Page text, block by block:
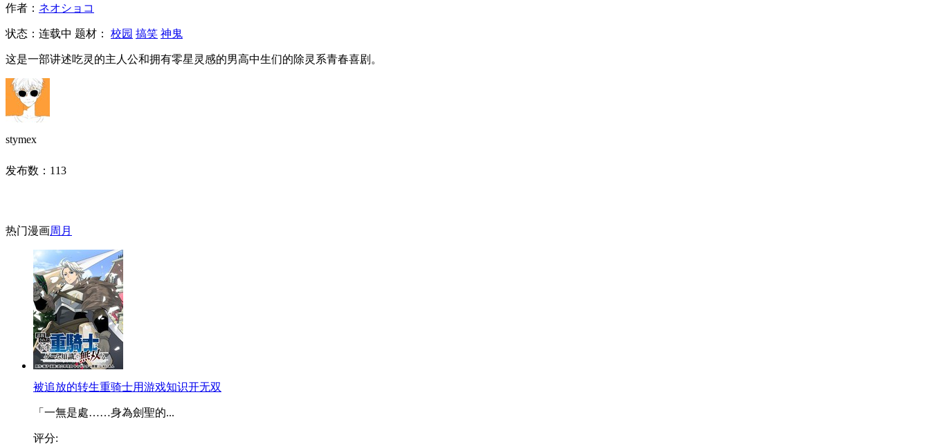
作者： ネオショコ
状态： 连载中 题材： 校园 搞笑 神鬼
这是一部讲述吃灵的主人公和拥有零星灵感的男高中生们的除灵系青春喜剧。
stymex
发布数： 113
热门漫画周 月
被追放的转生重骑士用游戏知识开无双
「一無是處……身為劍聖的...
评分: